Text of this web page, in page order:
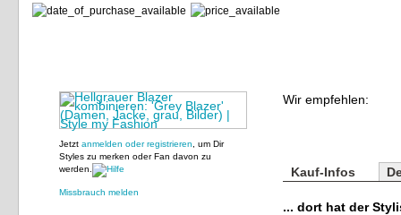
Jetzt anmelden oder registrieren , um Dir
Styles zu merken oder Fan davon zu
werden.
Missbrauch melden
Wir empfehlen:
Kauf-Infos
... dort hat der